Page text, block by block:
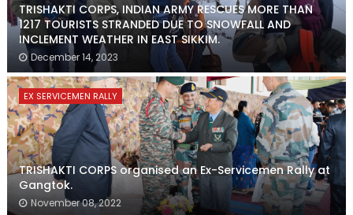
TRISHAKTI CORPS, INDIAN ARMY RESCUES MORE THAN
1217 TOURISTS STRANDED DUE TO SNOWFALL AND
INCLEMENT WEATHER IN EAST SIKKIM.
December 14, 2023
EX SERVICEMEN RALLY
TRISHAKTI CORPS organised an Ex-Servicemen Rally at
Gangtok.
November 08, 2022